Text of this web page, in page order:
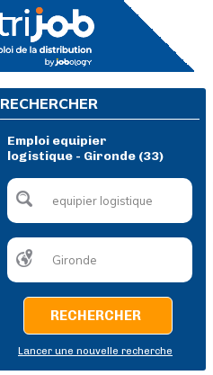
RECHERCHER
Emploi equipier
logistique - Gironde (33)
RECHERCHER
Lancer une nouvelle recherche